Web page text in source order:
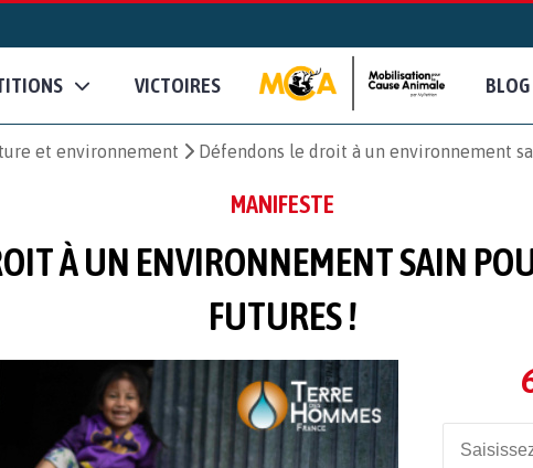
VICTOIRES BLOG
et environnement Défendons le droit à un environnement
MANIFESTE
À UN ENVIRONNEMENT SAIN
FUTURES !